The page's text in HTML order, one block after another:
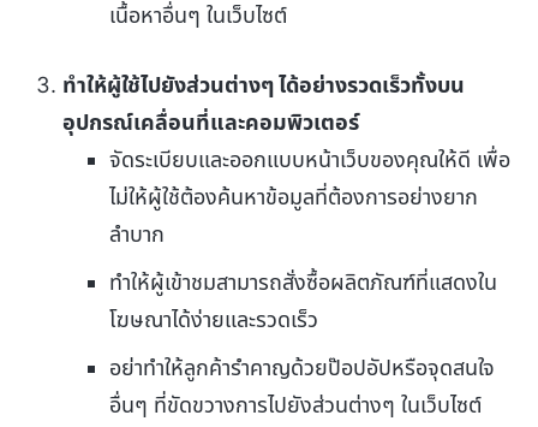
เนื้อหาอื่นๆ ในเว็บไซต์
ทำให้ผู้ใช้ไปยังส่วนต่างๆ ได้อย่างรวดเร็วทั้งบน
อุปกรณ์เคลื่อนที่และคอมพิวเตอร์
จัดระเบียบและออกแบบหน้าเว็บของคุณให้ดี เพื่อ
ไม่ให้ผู้ใช้ต้องค้นหาข้อมูลที่ต้องการอย่างยาก
ลำบาก
ทำให้ผู้เข้าชมสามารถสั่งซื้อผลิตภัณฑ์ที่แสดงใน
โฆษณาได้ง่ายและรวดเร็ว
อย่าทำให้ลูกค้ารำคาญด้วยป๊อปอัปหรือจุดสนใจ
อื่นๆ ที่ขัดขวางการไปยังส่วนต่างๆ ในเว็บไซต์